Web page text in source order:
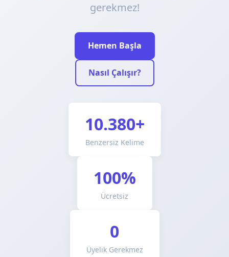
gerekmez!
Hemen Başla
Nasıl Çalışır?
10.380+
Benzersiz Kelime
100%
Ücretsiz
0
Üyelik Gerekmez